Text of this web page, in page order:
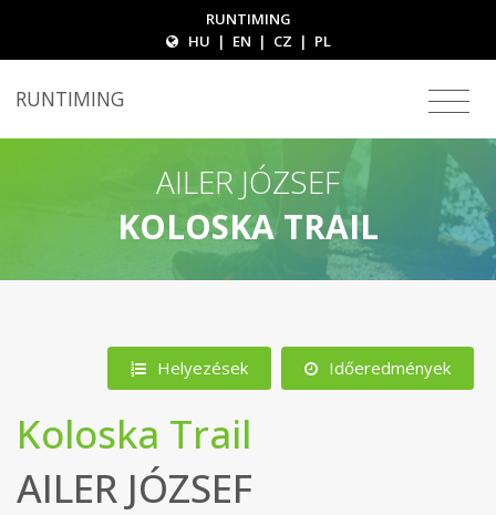
RUNTIMING
HU | EN | CZ | PL
RUNTIMING
AILER JÓZSEF
KOLOSKA TRAIL
Helyezések Időeredmények
Koloska Trail
AILER JÓZSEF